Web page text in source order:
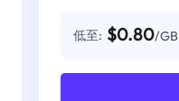
低至: $0.80/GB